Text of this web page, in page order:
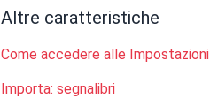
Altre caratteristiche
Come accedere alle Impostazioni
Importa: segnalibri